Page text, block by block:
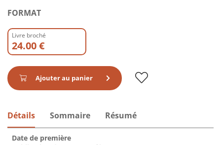
FORMAT
Livre broché
24.00 €
Ajouter au panier
Détails Sommaire Résumé
Date de première